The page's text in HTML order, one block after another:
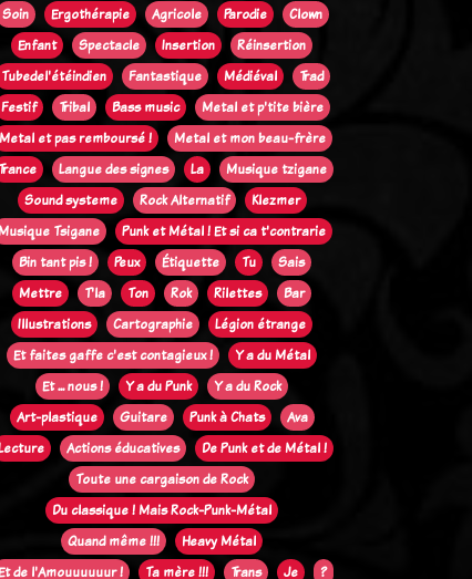
Soin
Ergothérapie Agricole Parodie
Clown
Enfant
Spectacle Insertion
Réinsertion
Tubedel'étéindien
Fantastique Médiéval
Trad
Festif
Tribal Bass music
Metal et p'tite bière
Metal et pas remboursé !
Metal et mon beau-frère
Trance
Langue des signes La
Musique tzigane
Sound systeme
Rock Alternatif
Klezmer
Musique Tsigane
Punk et Métal ! Et si ca t'contrarie
Bin tant pis !
Peux Étiquette Tu
Sais
Mettre
T'la Ton Rok Rilettes
Bar
Illustrations
Cartographie
Légion étrange
Et faites gaffe c'est contagieux !
Y a du Métal
Et ... nous !
Y a du Punk
Y a du Rock
Art-plastique
Guitare Punk à Chats
Ava
Actions éducatives
De Punk et de Métal !
Toute une cargaison de Rock
Du classique ! Mais Rock-Punk-Métal
Quand même !!!
Heavy Métal
de l'Amouuuuuur !
Ta mère !!! Trans Je ?